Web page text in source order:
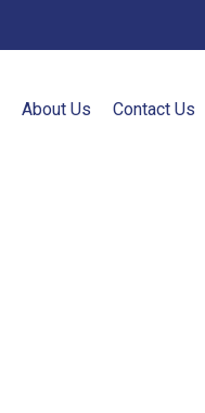
About Us Contact Us